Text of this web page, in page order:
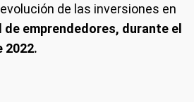
de las inversiones en
emprendedores, durante el
2022.